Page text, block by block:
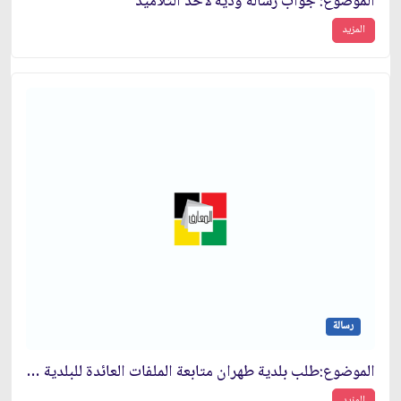
المزيد
رسالة
الموضوع:طلب بلدية طهران متابعة الملفات العائدة للبلدية من قبل حاكم الشرع في محاكم الثورة